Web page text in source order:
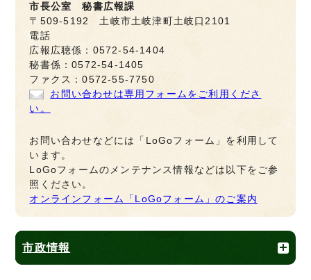
市長公室 秘書広報課
〒509-5192 土岐市土岐津町土岐口2101
電話
広報広聴係：0572-54-1404
秘書係：0572-54-1405
ファクス：0572-55-7750
お問い合わせは専用フォームをご利用くださ
い。
お問い合わせなどには「LoGoフォーム」を利用して
います。
LoGoフォームのメンテナンス情報などは以下をご参
照ください。
オンラインフォーム「LoGoフォーム」のご案内
市政情報